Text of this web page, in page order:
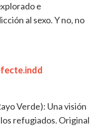
e
al sexo. Y no, no
Verde): Una visión
refugiados. Original